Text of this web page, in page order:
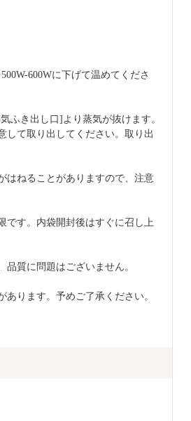
600Wに下げて温めてくださ
ふき出し口]より蒸気が抜けます。
して取り出してください。取り出
はねることがありますので、注意
です。内袋開封後はすぐに召し上
品質に問題はございません。
あります。予めご了承ください。